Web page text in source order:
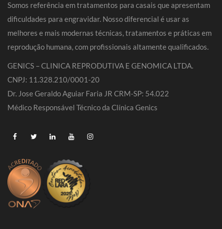
Somos referência em tratamentos para casais que apresentam
dificuldades para engravidar. Nosso diferencial é usar as
melhores e mais modernas técnicas, tratamentos e práticas em
reprodução humana, com profissionais altamente qualificados.
GENICS – CLINICA REPRODUTIVA E GENOMICA LTDA.
CNPJ: 11.328.210/0001-20
Dr. Jose Geraldo Aguiar Faria JR CRM-SP: 54.022
Médico Responsável Técnico da Clínica Genics